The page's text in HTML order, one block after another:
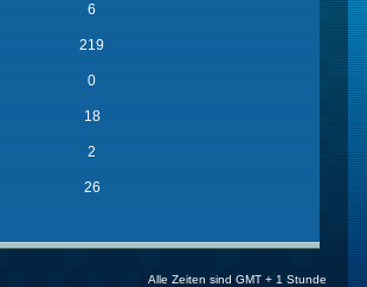
6
219
0
18
2
26
Alle Zeiten sind GMT + 1 Stunde